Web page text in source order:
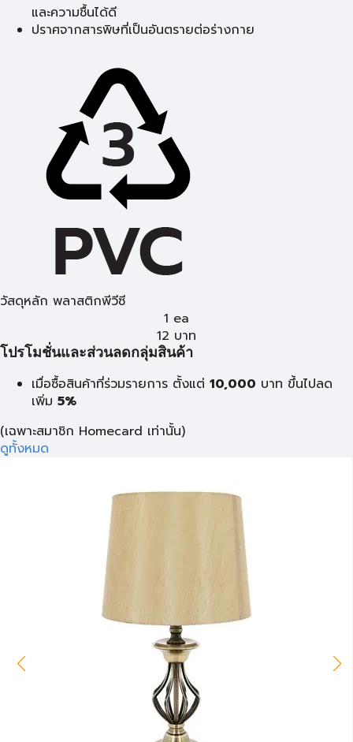
และความชื้นได้ดี
ปราศจากสารพิษที่เป็นอันตรายต่อร่างกาย
วัสดุหลัก พลาสติกพีวีซี
1 ea
12 บาท
โปรโมชั่นและส่วนลดกลุ่มสินค้า
เมื่อซื้อสินค้าที่ร่วมรายการ ตั้งแต่ 10,000 บาท ขึ้นไปลด
เพิ่ม 5%
(เฉพาะสมาชิก Homecard เท่านั้น)
ดูทั้งหมด